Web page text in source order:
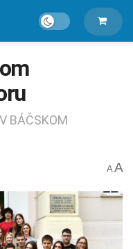
BÁČSKOM
A A